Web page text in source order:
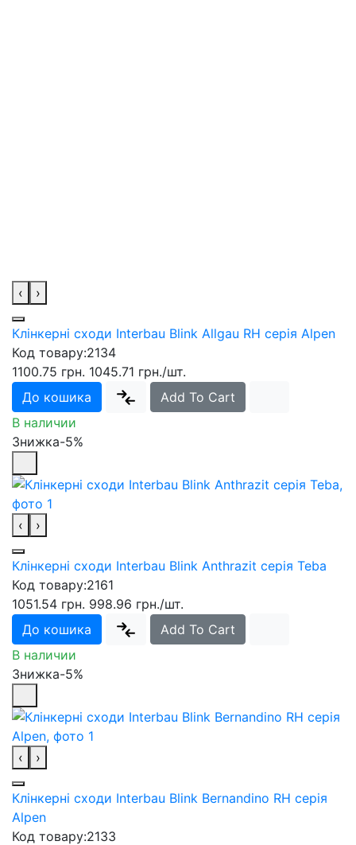
‹ ›
Клінкерні сходи Interbau Blink Allgau RH серія Alpen
Код товару:2134
1100.75 грн. 1045.71 грн./шт.
До кошика
Add To Cart
В наличии
Знижка-5%
‹ ›
Клінкерні сходи Interbau Blink Anthrazit серія Teba
Код товару:2161
1051.54 грн. 998.96 грн./шт.
До кошика
Add To Cart
В наличии
Знижка-5%
‹ ›
Клінкерні сходи Interbau Blink Bernandino RH серія
Alpen
Код товару:2133